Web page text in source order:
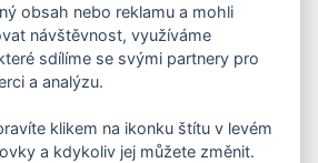
ADRESA
Družstevní 1394/12
IČO: 28404009
DIČ: CZ28404009
obsah nebo reklamu a mohli
návštěvnost, využíváme
sdílíme se svými partnery pro
a analýzu.
klikem na ikonku štítu v levém
a kdykoliv jej můžete změnit.